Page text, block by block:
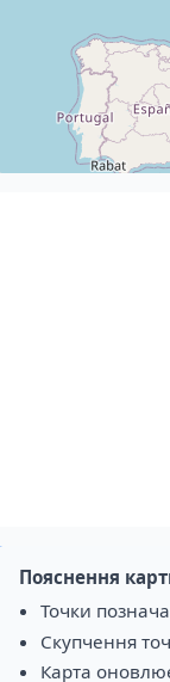
Пояснення
Точки
Скупчення
Карта